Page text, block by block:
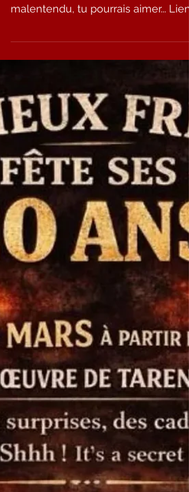
T'as SPOTIFY ? Alors écoute notre
malentendu, tu pourrais aimer... Lien
zici :
CX5 Crédit photo : Le Son dans l'Œil
by Olivier FRÉTY